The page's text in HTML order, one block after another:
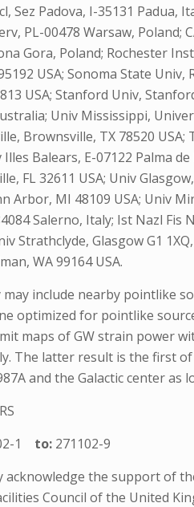
Padova, I-35131 Padua,
PL-00478 Warsaw, Poland;
Gora, Poland; Rochester
USA; Sonoma State
USA; Stanford Univ,
Univ Mississippi,
Brownsville, TX 78520
Balears, E-07122 Palma
FL 32611 USA; Univ
Arbor, MI 48109 USA; Univ
Salerno, Italy; Ist Nazl
Strathclyde, Glasgow G1
WA 99164 USA.
include nearby pointlike
optimized for pointlike
maps of GW strain power
The latter result is the first
and the Galactic center
1 to: 271102-9
the support of
Council of the United